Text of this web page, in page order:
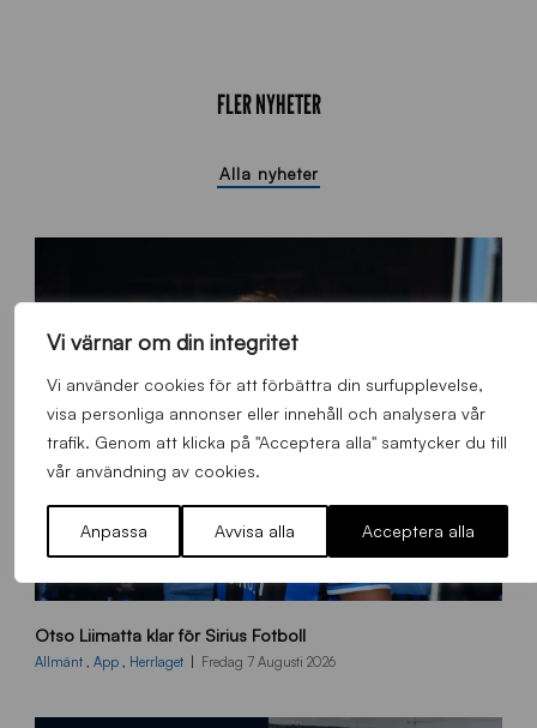
Vi värnar om din integritet
Vi använder cookies för att förbättra din surfupplevelse,
visa personliga annonser eller innehåll och analysera vår
trafik. Genom att klicka på "Acceptera alla" samtycker du till
vår användning av cookies.
Anpassa Avvisa alla Acceptera alla
FLER NYHETER
Alla nyheter
L
_
e
Otso Liimatta klar för Sirius Fotboll
Allmänt , App , Herrlaget Fredag 7 Augusti 2026